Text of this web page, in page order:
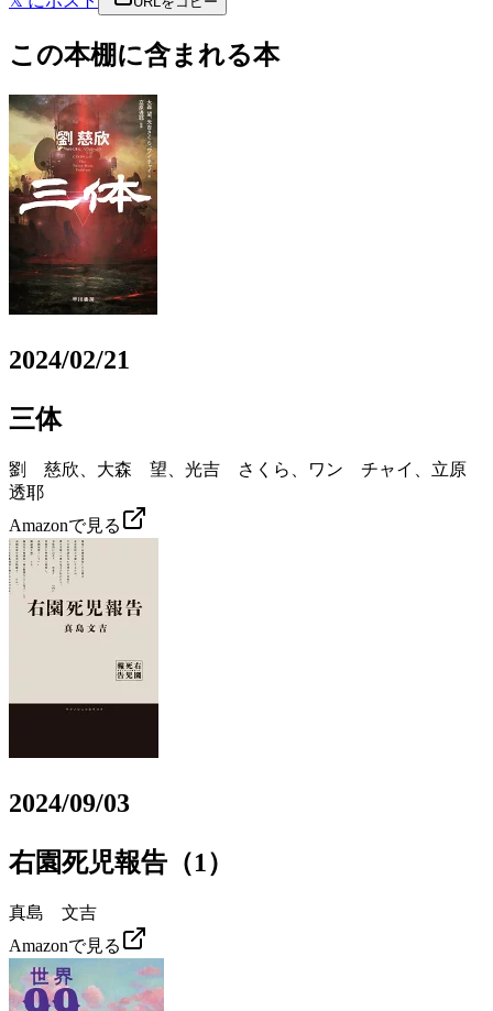
この本棚に含まれる本
2024/02/21
三体
劉 慈欣、大森 望、光吉 さくら、ワン チャイ、立原
透耶
Amazonで見る
2024/09/03
右園死児報告（1）
真島 文吉
Amazonで見る